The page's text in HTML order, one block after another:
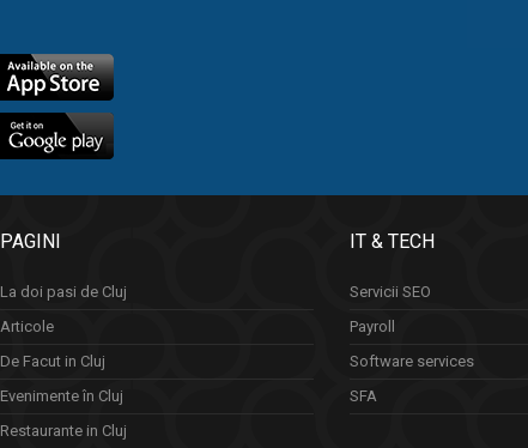
PAGINI
La doi pasi de Cluj
Articole
De Facut in Cluj
Evenimente în Cluj
Restaurante in Cluj
IT & TECH
Servicii SEO
Payroll
Software services
SFA